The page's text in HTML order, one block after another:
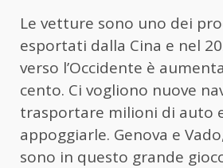
Le vetture sono uno dei
esportati dalla Cina e nel
verso l’Occidente è
cento. Ci vogliono nuove
trasportare milioni di auto
appoggiarle. Genova e
sono in questo grande